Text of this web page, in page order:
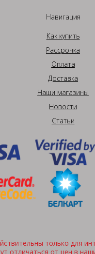
Навигация
Как купить
Рассрочка
Оплата
Доставка
Наши магазины
Новости
Статьи
только для
отличаться от цен в